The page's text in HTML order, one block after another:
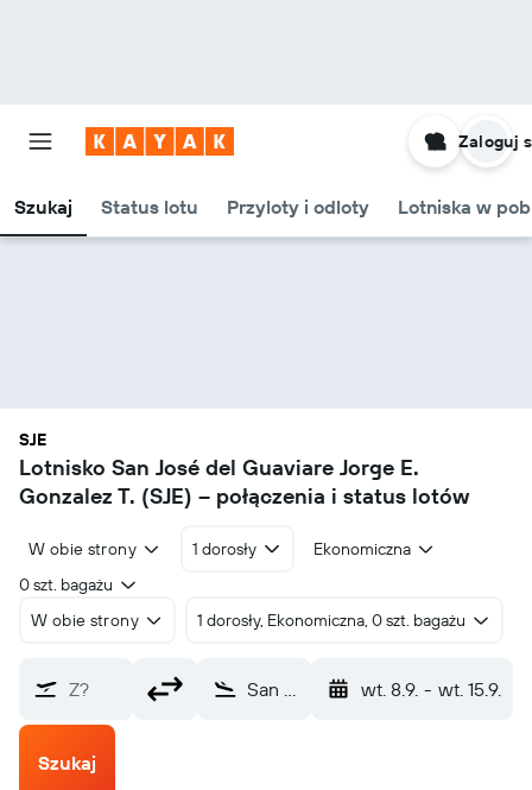
Szukaj Status lotu Przyloty i odloty Lotniska w
Zaloguj
SJE
Lotnisko San José del Guaviare Jorge E.
Gonzalez T. (SJE) – połączenia i status lotów
W obie strony 1 dorosły
Ekonomiczna
0 szt. bagażu
W obie strony
1 dorosły, Ekonomiczna, 0 szt. bagażu
Z? San José del Guaviare Jorge E. Gonzalez T. (SJE) wt. 8.9. - wt. 15.9.
Szukaj